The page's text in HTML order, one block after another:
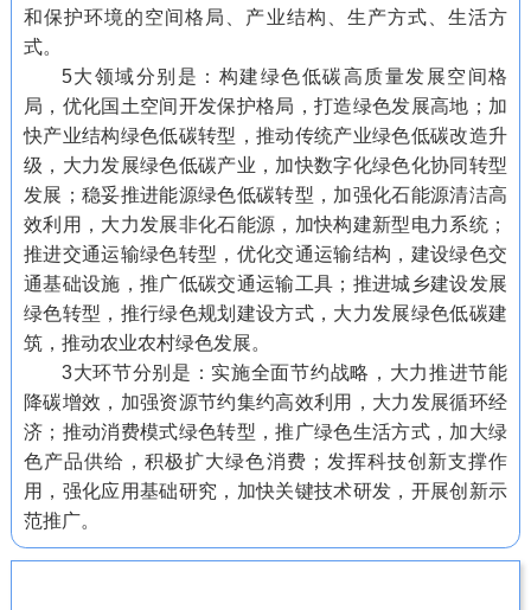
和保护环境的空间格局、产业结构、生产方式、生活方
式。
5大领域分别是：构建绿色低碳高质量发展空间格
局，优化国土空间开发保护格局，打造绿色发展高地；加
快产业结构绿色低碳转型，推动传统产业绿色低碳改造升
级，大力发展绿色低碳产业，加快数字化绿色化协同转型
发展；稳妥推进能源绿色低碳转型，加强化石能源清洁高
效利用，大力发展非化石能源，加快构建新型电力系统；
推进交通运输绿色转型，优化交通运输结构，建设绿色交
通基础设施，推广低碳交通运输工具；推进城乡建设发展
绿色转型，推行绿色规划建设方式，大力发展绿色低碳建
筑，推动农业农村绿色发展。
3大环节分别是：实施全面节约战略，大力推进节能
降碳增效，加强资源节约集约高效利用，大力发展循环经
济；推动消费模式绿色转型，推广绿色生活方式，加大绿
色产品供给，积极扩大绿色消费；发挥科技创新支撑作
用，强化应用基础研究，加快关键技术研发，开展创新示
范推广。